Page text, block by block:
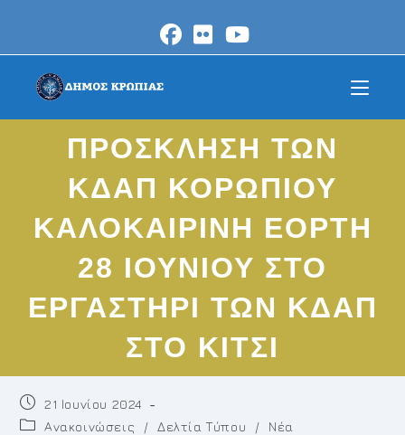
content
ΠΡΟΣΚΛΗΣΗ ΤΩΝ
ΚΔΑΠ ΚΟΡΩΠΙΟΥ
ΚΑΛΟΚΑΙΡΙΝΗ ΕΟΡΤΗ
28 ΙΟΥΝΙΟΥ ΣΤΟ
ΕΡΓΑΣΤΗΡΙ ΤΩΝ ΚΔΑΠ
ΣΤΟ ΚΙΤΣΙ
Post
published:
21 Ιουνίου 2024
PostΑνακοινώσεις / Δελτία Τύπου / Νέα